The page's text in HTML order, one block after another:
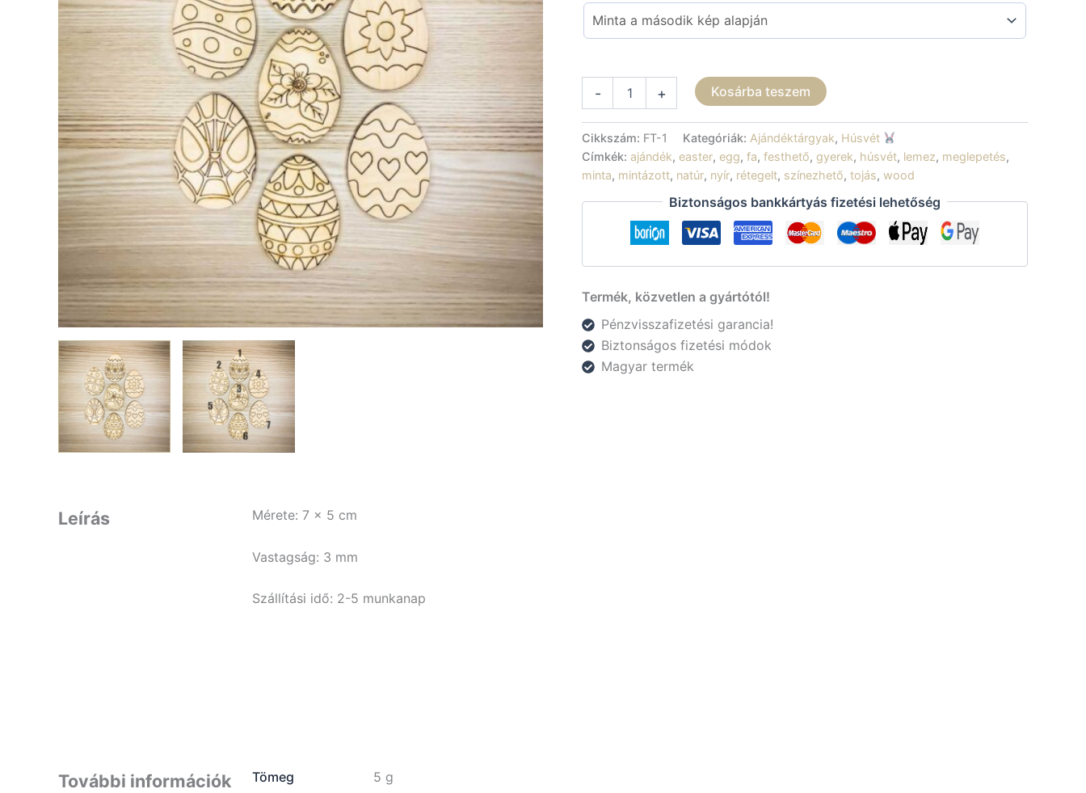
-
fa
tojások
mennyiség
+ Kosárba teszem
Cikkszám: FT-1 Kategóriák: Ajándéktárgyak, Húsvét
Címkék: ajándék, easter, egg, fa, festhető, gyerek, húsvét, lemez, meglepetés,
minta, mintázott, natúr, nyír, rétegelt, színezhető, tojás, wood
Biztonságos bankkártyás fizetési lehetőség
Termék, közvetlen a gyártótól!
Pénzvisszafizetési garancia!
Biztonságos fizetési módok
Magyar termék
Leírás Mérete: 7 x 5 cm
Vastagság: 3 mm
Szállítási idő: 2-5 munkanap
További információk Tömeg
5 g